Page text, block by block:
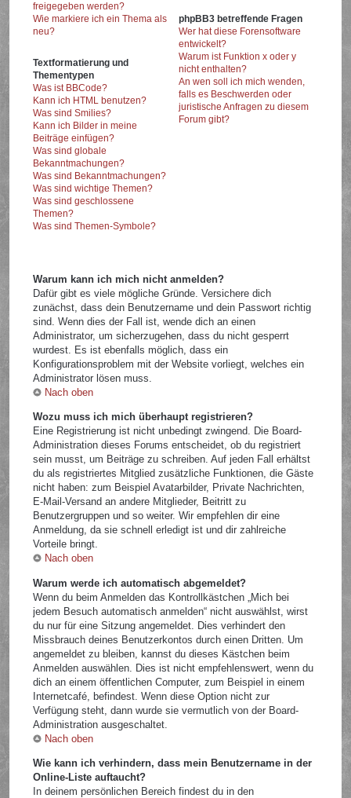
freigegeben werden?
Wie markiere ich ein Thema als
neu?
Textformatierung und
Thementypen
Was ist BBCode?
Kann ich HTML benutzen?
Was sind Smilies?
Kann ich Bilder in meine
Beiträge einfügen?
Was sind globale
Bekanntmachungen?
Was sind Bekanntmachungen?
Was sind wichtige Themen?
Was sind geschlossene
Themen?
Was sind Themen-Symbole?
phpBB3 betreffende Fragen
Wer hat diese Forensoftware
entwickelt?
Warum ist Funktion x oder y
nicht enthalten?
An wen soll ich mich wenden,
falls es Beschwerden oder
juristische Anfragen zu diesem
Forum gibt?
Warum kann ich mich nicht anmelden?
Dafür gibt es viele mögliche Gründe. Versichere dich
zunächst, dass dein Benutzername und dein Passwort richtig
sind. Wenn dies der Fall ist, wende dich an einen
Administrator, um sicherzugehen, dass du nicht gesperrt
wurdest. Es ist ebenfalls möglich, dass ein
Konfigurationsproblem mit der Website vorliegt, welches ein
Administrator lösen muss.
Nach oben
Wozu muss ich mich überhaupt registrieren?
Eine Registrierung ist nicht unbedingt zwingend. Die Board-
Administration dieses Forums entscheidet, ob du registriert
sein musst, um Beiträge zu schreiben. Auf jeden Fall erhältst
du als registriertes Mitglied zusätzliche Funktionen, die Gäste
nicht haben: zum Beispiel Avatarbilder, Private Nachrichten,
E-Mail-Versand an andere Mitglieder, Beitritt zu
Benutzergruppen und so weiter. Wir empfehlen dir eine
Anmeldung, da sie schnell erledigt ist und dir zahlreiche
Vorteile bringt.
Nach oben
Warum werde ich automatisch abgemeldet?
Wenn du beim Anmelden das Kontrollkästchen „Mich bei
jedem Besuch automatisch anmelden“ nicht auswählst, wirst
du nur für eine Sitzung angemeldet. Dies verhindert den
Missbrauch deines Benutzerkontos durch einen Dritten. Um
angemeldet zu bleiben, kannst du dieses Kästchen beim
Anmelden auswählen. Dies ist nicht empfehlenswert, wenn du
dich an einem öffentlichen Computer, zum Beispiel in einem
Internetcafé, befindest. Wenn diese Option nicht zur
Verfügung steht, dann wurde sie vermutlich von der Board-
Administration ausgeschaltet.
Nach oben
Wie kann ich verhindern, dass mein Benutzername in der
Online-Liste auftaucht?
In deinem persönlichen Bereich findest du in den